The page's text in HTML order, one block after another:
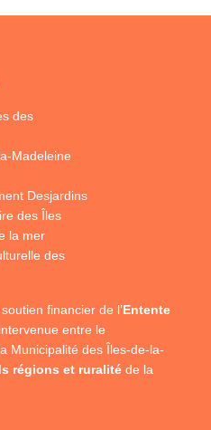
des
Madeleine
Desjardins
des Îles
la mer
des
financier de l’Entente
intervenue entre le
Municipalité des Îles-de-la-
régions et ruralité de la